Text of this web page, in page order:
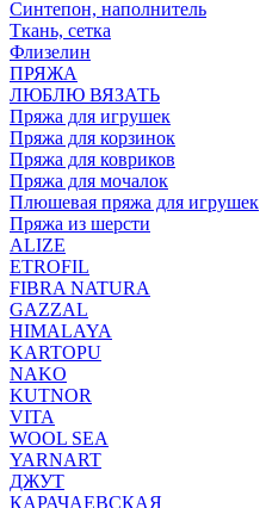
Синтепон, наполнитель
Ткань, сетка
Флизелин
ПРЯЖА
ЛЮБЛЮ ВЯЗАТЬ
Пряжа для игрушек
Пряжа для корзинок
Пряжа для ковриков
Пряжа для мочалок
Плюшевая пряжа для игрушек
Пряжа из шерсти
ALIZE
ETROFIL
FIBRA NATURA
GAZZAL
HIMALAYA
KARTOPU
NAKO
KUTNOR
VITA
WOOL SEA
YARNART
ДЖУТ
КАРАЧАЕВСКАЯ